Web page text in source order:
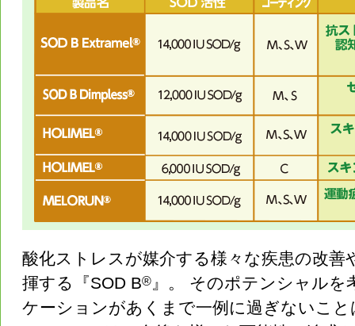
酸化ストレスが媒介する様々な疾患の改善
揮する『SOD B® 』。 そのポテンシャル
ケーションがあくまで一例に過ぎないこ